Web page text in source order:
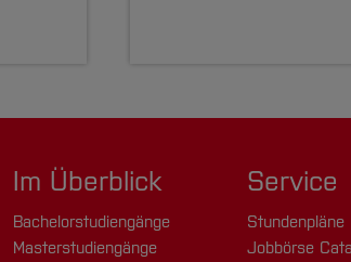
Im Überblick
Bachelorstudiengänge
Masterstudiengänge
Service
Stundenpläne
Jobbörse